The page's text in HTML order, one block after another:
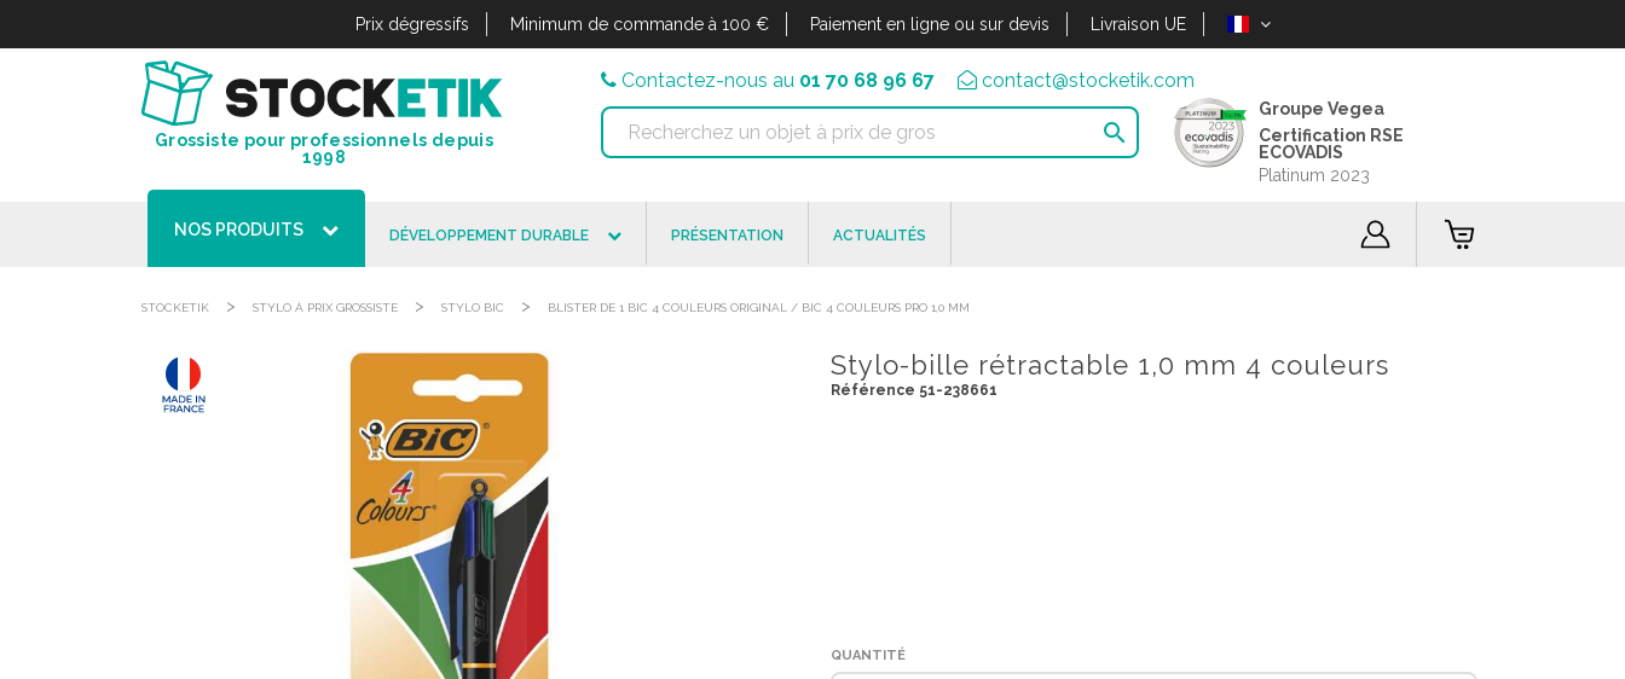
Prix dégressifs Minimum de commande à 100 € Paiement en ligne ou sur devis Livraison UE
Grossiste pour professionnels depuis
1998
Contactez-nous au 01 70 68 96 67 contact@stocketik.com

Groupe Vegea
Certification RSE
ECOVADIS
Platinum 2023
NOS PRODUITS DÉVELOPPEMENT DURABLE PRÉSENTATION ACTUALITÉS
STOCKETIK > STYLO À PRIX GROSSISTE > STYLO BIC > BLISTER DE 1 BIC 4 COULEURS ORIGINAL / BIC 4 COULEURS PRO 1,0 MM
Stylo-bille rétractable 1,0 mm 4 couleurs
Référence 51-238661
QUANTITÉ